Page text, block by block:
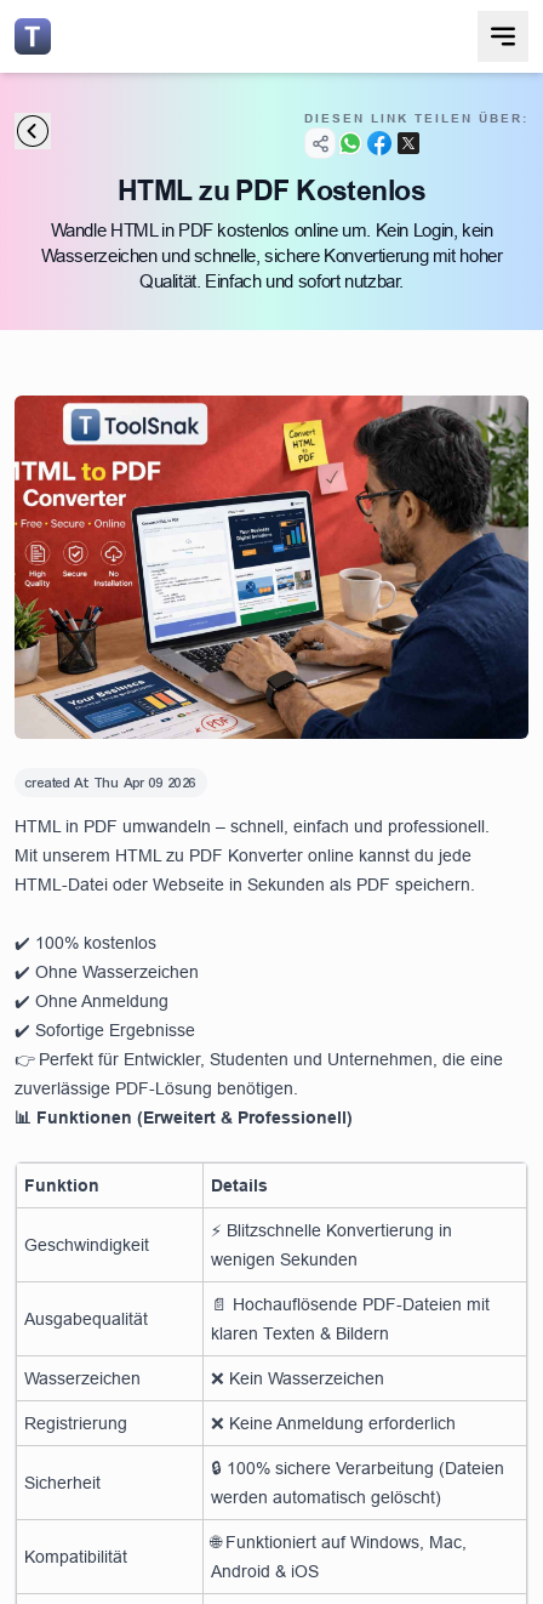
DIESEN LINK TEILEN ÜBER:
HTML zu PDF Kostenlos
Wandle HTML in PDF kostenlos online um. Kein Login, kein
Wasserzeichen und schnelle, sichere Konvertierung mit hoher
created At: Thu Apr 09 2026
HTML in PDF umwandeln – schnell, einfach und professionell.
Mit unserem HTML zu PDF Konverter online kannst du jede
HTML-Datei oder Webseite in Sekunden als PDF speichern.
✔️ 100% kostenlos
✔️ Ohne Wasserzeichen
✔️ Ohne Anmeldung
✔️ Sofortige Ergebnisse
👉 Perfekt für Entwickler, Studenten und Unternehmen, die eine
zuverlässige PDF-Lösung benötigen.
📊 Funktionen (Erweitert & Professionell)
Funktion Details
Geschwindigkeit
⚡ Blitzschnelle Konvertierung in
wenigen Sekunden
Ausgabequalität
📄 Hochauflösende PDF-Dateien mit
klaren Texten & Bildern
Wasserzeichen ❌ Kein Wasserzeichen
Registrierung ❌ Keine Anmeldung erforderlich
Sicherheit
🔒 100% sichere Verarbeitung (Dateien
werden automatisch gelöscht)
Kompatibilität
🌐 Funktioniert auf Windows, Mac,
Android & iOS